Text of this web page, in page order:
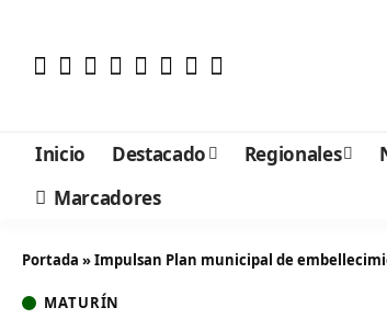
Inicio Destacado Regionales
Marcadores
Portada »Impulsan Plan municipal de
MATURÍN